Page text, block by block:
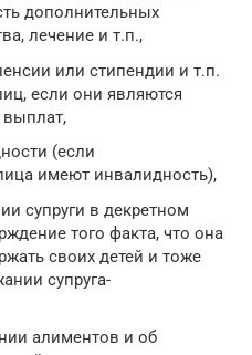
дополнительных
лечение и т.п.,
или стипендии и т.п.
если они являются
выплат,
(если
имеют инвалидность),
супруги в декретном
того факта, что она
своих детей и тоже
супруга-
алиментов и об